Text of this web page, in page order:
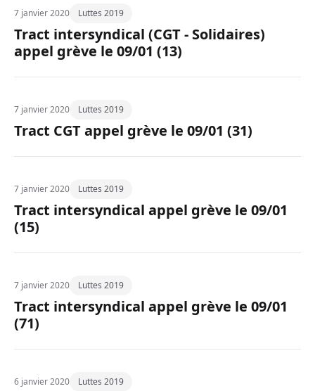
7 janvier 2020 Luttes 2019
Tract intersyndical (CGT - Solidaires)
appel grève le 09/01 (13)
7 janvier 2020 Luttes 2019
Tract CGT appel grève le 09/01 (31)
7 janvier 2020 Luttes 2019
Tract intersyndical appel grève le 09/01
(15)
7 janvier 2020 Luttes 2019
Tract intersyndical appel grève le 09/01
(71)
6 janvier 2020 Luttes 2019